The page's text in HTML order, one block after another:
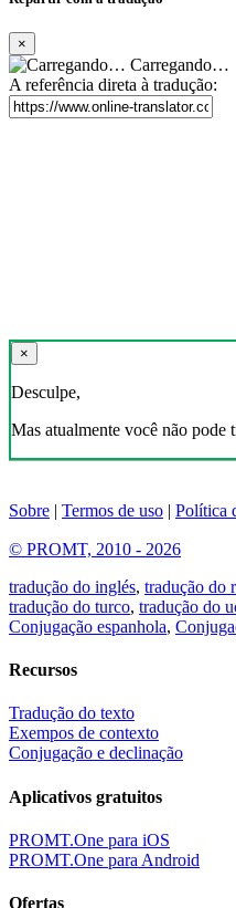
×
Carregando…
A referência direta à tradução:
×
Desculpe,
Mas atualmente você não pode
Sobre | Termos de uso | Política
© PROMT, 2010 - 2026
tradução do inglés, tradução do
tradução do turco, tradução do
Conjugação espanhola,
Recursos
Tradução do texto
Exempos de contexto
Conjugação e declinação
Aplicativos gratuitos
PROMT.One para iOS
PROMT.One para Android
Ofertas